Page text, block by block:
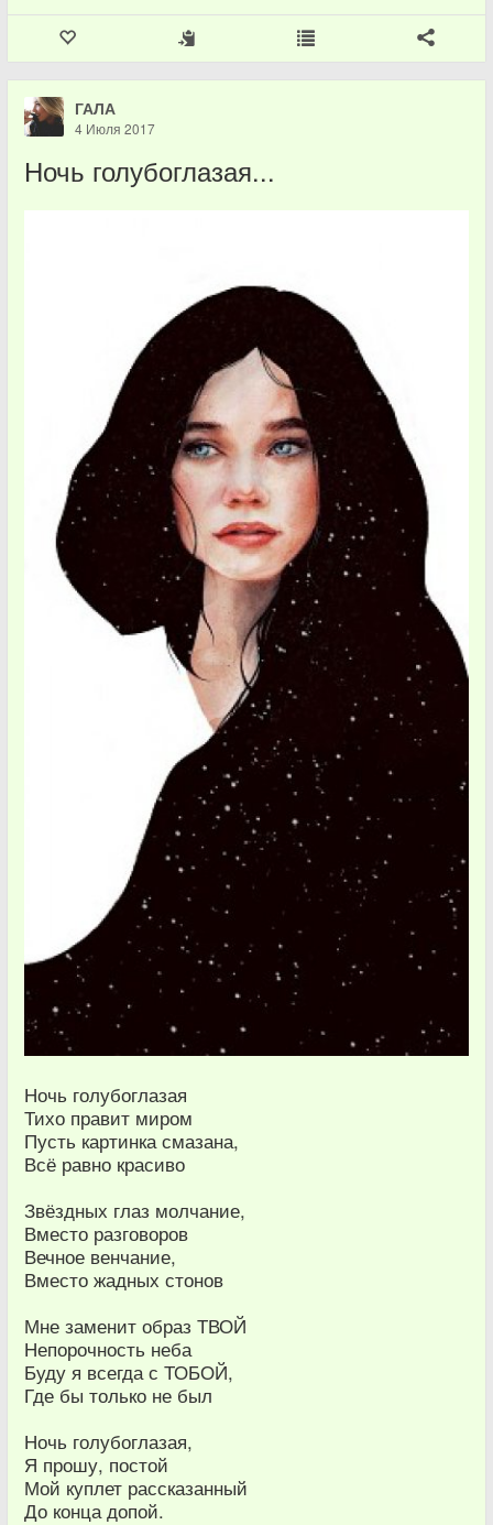
ГАЛА
4 Июля 2017
Ночь голубоглазая...
Ночь голубоглазая
Тихо правит миром
Пусть картинка смазана,
Всё равно красиво
Звёздных глаз молчание,
Вместо разговоров
Вечное венчание,
Вместо жадных стонов
Мне заменит образ ТВОЙ
Непорочность неба
Буду я всегда с ТОБОЙ,
Где бы только не был
Ночь голубоглазая,
Я прошу, постой
Мой куплет рассказанный
До конца допой.